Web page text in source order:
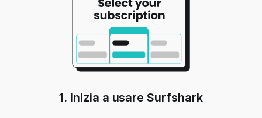
1. Inizia a usare Surfshark